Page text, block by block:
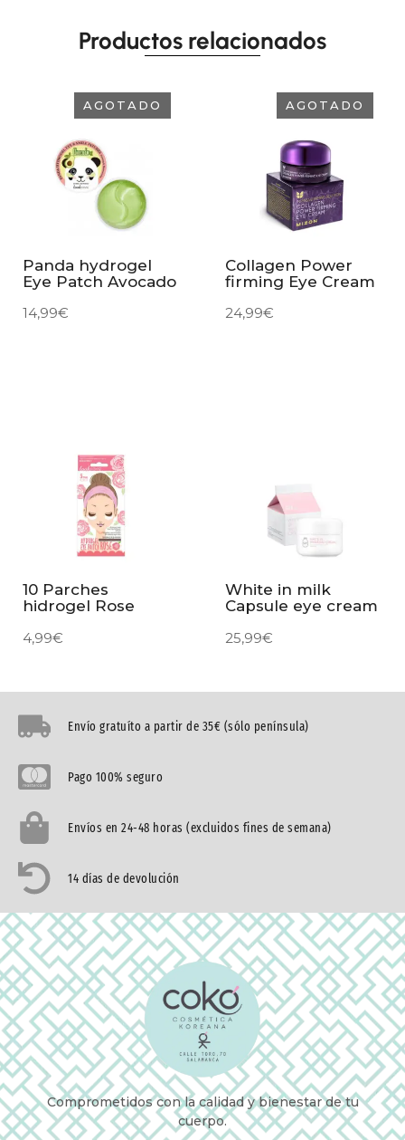
Productos relacionados
AGOTADO
Panda hydrogel
Eye Patch Avocado
14,99€
AGOTADO
Collagen Power
firming Eye Cream
24,99€
10 Parches
hidrogel Rose
4,99€
White in milk
Capsule eye cream
25,99€
Envío gratuíto a partir de 35€ (sólo península)
Pago 100% seguro
Envíos en 24-48 horas (excluidos fines de semana)
14 días de devolución
Comprometidos con la calidad y bienestar de tu
cuerpo.